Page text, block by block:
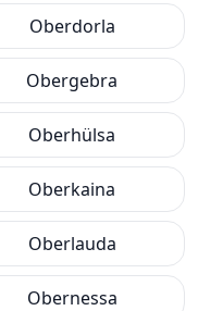
Oberdorla
Obergebra
Oberhülsa
Oberkaina
Oberlauda
Obernessa